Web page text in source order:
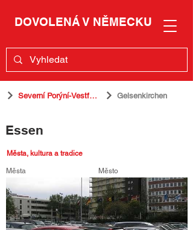
DOVOLENÁ V NĚMECKU
Severní Porýní-Vestfálsko Gelsenkirchen
Essen
Města, kultura a tradice
Města Město